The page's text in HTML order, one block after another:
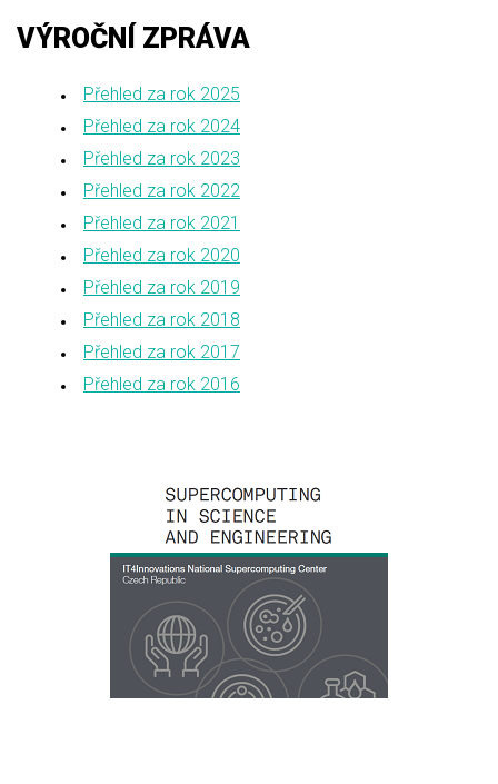
VÝROČNÍ ZPRÁVA
Přehled za rok 2025
Přehled za rok 2024
Přehled za rok 2023
Přehled za rok 2022
Přehled za rok 2021
Přehled za rok 2020
Přehled za rok 2019
Přehled za rok 2018
Přehled za rok 2017
Přehled za rok 2016